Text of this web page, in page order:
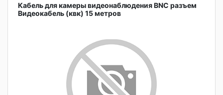
Кабель для камеры видеонаблюдения BNC разъем
Видеокабель (квк) 15 метров